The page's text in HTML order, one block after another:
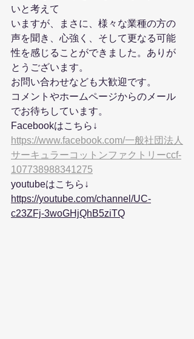
いと考えて
いますが、まさに、様々な業種の方の
声を聞き、心強く、そして更なる可能
性を感じることができました。ありが
とうございます。
お問い合わせなども大歓迎です。
コメントやホームページからのメール
でお待ちしています。
Facebookはこちら↓
https://www.facebook.com/一般社団法人
サーキュラーコットンファクトリーccf-
107738988341275
youtubeはこちら↓
https://youtube.com/channel/UC-
c23ZFj-3woGHjQhB5ziTQ